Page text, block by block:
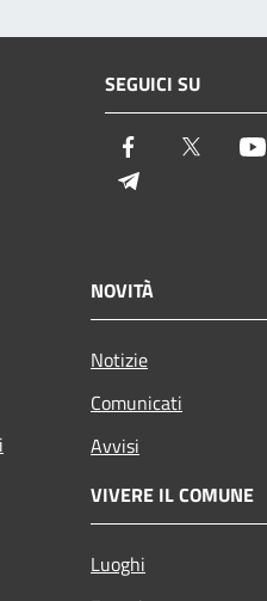
SEGUICI SU
Facebook Twitter
NOVITÀ
Notizie
Comunicati
Avvisi
VIVERE IL COMUNE
Luoghi